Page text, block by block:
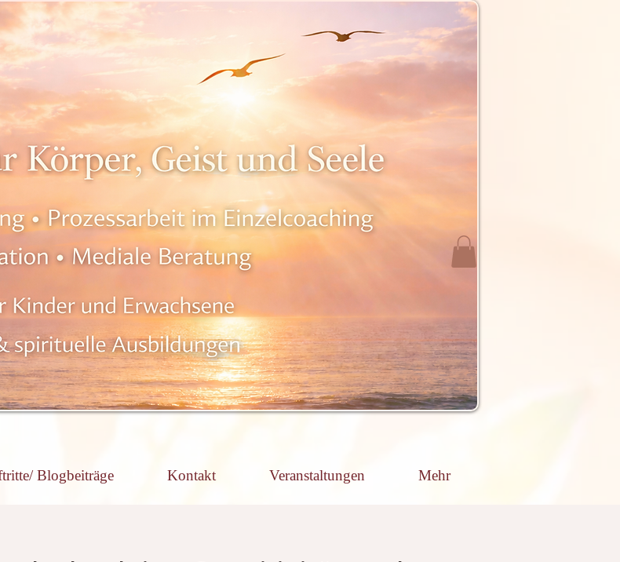
Blogbeiträge Kontakt Veranstaltungen Mehr